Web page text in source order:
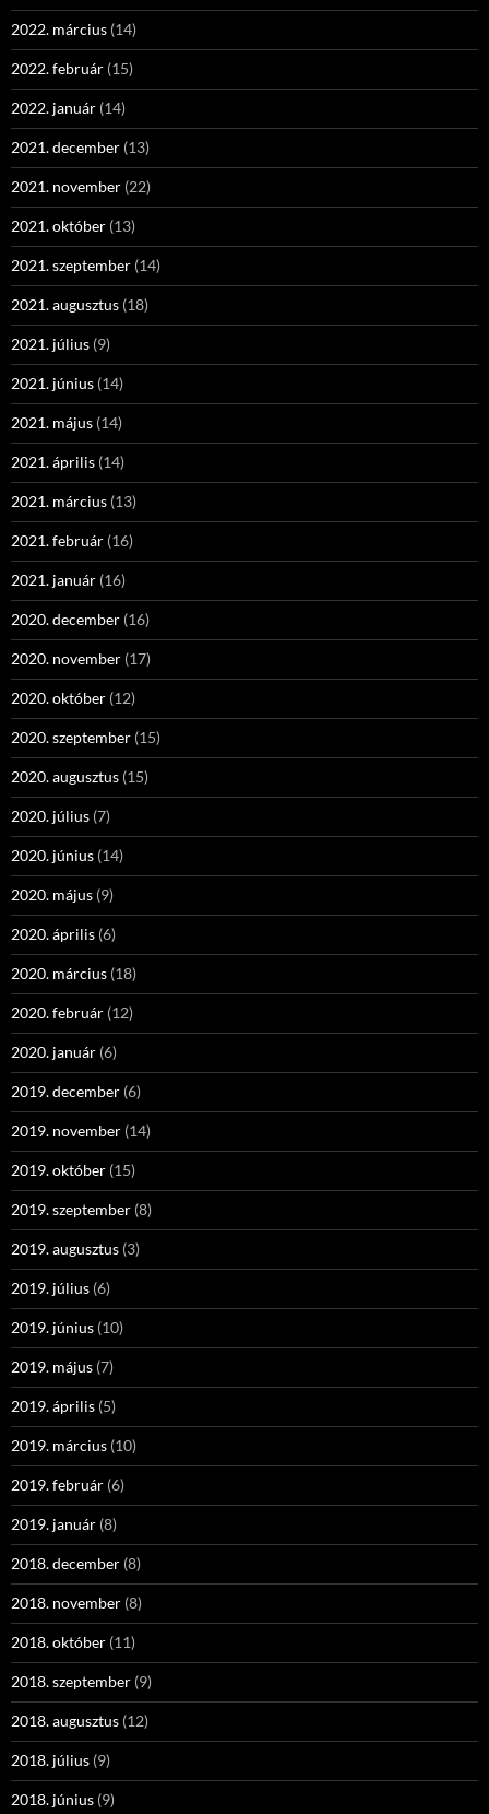
2022. március (14)
2022. február (15)
2022. január (14)
2021. december (13)
2021. november (22)
2021. október (13)
2021. szeptember (14)
2021. augusztus (18)
2021. július (9)
2021. június (14)
2021. május (14)
2021. április (14)
2021. március (13)
2021. február (16)
2021. január (16)
2020. december (16)
2020. november (17)
2020. október (12)
2020. szeptember (15)
2020. augusztus (15)
2020. július (7)
2020. június (14)
2020. május (9)
2020. április (6)
2020. március (18)
2020. február (12)
2020. január (6)
2019. december (6)
2019. november (14)
2019. október (15)
2019. szeptember (8)
2019. augusztus (3)
2019. július (6)
2019. június (10)
2019. május (7)
2019. április (5)
2019. március (10)
2019. február (6)
2019. január (8)
2018. december (8)
2018. november (8)
2018. október (11)
2018. szeptember (9)
2018. augusztus (12)
2018. július (9)
2018. június (9)